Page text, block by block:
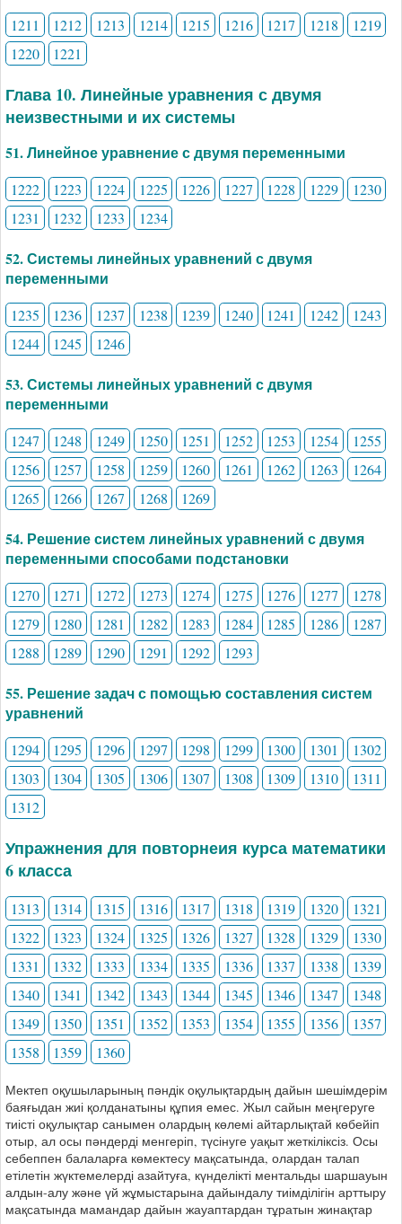
1211 1212 1213 1214 1215 1216 1217 1218
1219
1220
1221
Глава 10. Линейные уравнения с двумя
неизвестными и их системы
51. Линейное уравнение с двумя переменными
1222 1223 1224 1225 1226 1227 1228 1229
1230
1231
1232 1233 1234
52. Системы линейных уравнений с двумя
переменными
1235 1236 1237 1238 1239 1240 1241 1242
1243
1244
1245 1246
53. Системы линейных уравнений с двумя
переменными
1247 1248 1249 1250 1251 1252 1253 1254
1255
1256
1257 1258 1259 1260 1261 1262 1263
1264
1265
1266 1267 1268 1269
54. Решение систем линейных уравнений с двумя
переменными способами подстановки
1270 1271 1272 1273 1274 1275 1276 1277
1278
1279
1280 1281 1282 1283 1284 1285 1286
1287
1288
1289 1290 1291 1292 1293
55. Решение задач с помощью составления систем
уравнений
1294 1295 1296 1297 1298 1299 1300 1301
1302
1303
1304 1305 1306 1307 1308 1309 1310
1311
1312
Упражнения для повторнеия курса математики
6 класса
1313 1314 1315 1316 1317 1318 1319 1320
1321
1322
1323 1324 1325 1326 1327 1328 1329
1330
1331
1332 1333 1334 1335 1336 1337 1338
1339
1340
1341 1342 1343 1344 1345 1346 1347
1348
1349
1350 1351 1352 1353 1354 1355 1356
1357
1358
1359 1360
Мектеп оқушыларының пәндік оқулықтардың дайын шешімдерім
баяғыдан жиі қолданатыны құпия емес. Жыл сайын меңгеруге
тиісті оқулықтар санымен олардың көлемі айтарлықтай көбейіп
отыр, ал осы пәндерді менгеріп, түсінуге уақыт жеткіліксіз. Осы
себеппен балаларға көмектесу мақсатында, олардан талап
етілетін жүктемелерді азайтуға, күнделікті ментальды шаршауын
алдын-алу және үй жұмыстарына дайындалу тиімділігін арттыру
мақсатында мамандар дайын жауаптардан тұратын жинақтар